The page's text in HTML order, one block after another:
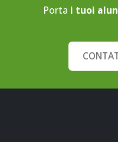
Porta i tuoi